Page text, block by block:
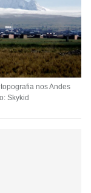
nos Andes
Skykid